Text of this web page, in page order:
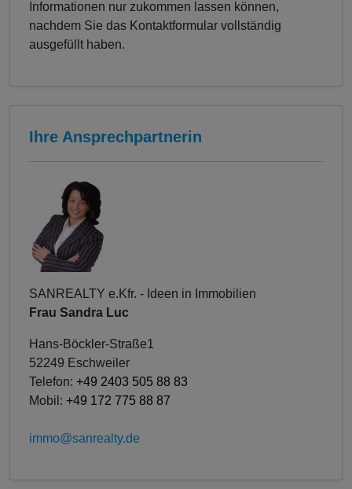
Informationen nur zukommen lassen können,
nachdem Sie das Kontaktformular vollständig
ausgefüllt haben.
Ihre Ansprechpartnerin
SANREALTY e.Kfr. - Ideen in Immobilien
Frau Sandra Luc
Hans-Böckler-Straße1
52249 Eschweiler
Telefon: +49 2403 505 88 83
Mobil: +49 172 775 88 87
immo@sanrealty.de